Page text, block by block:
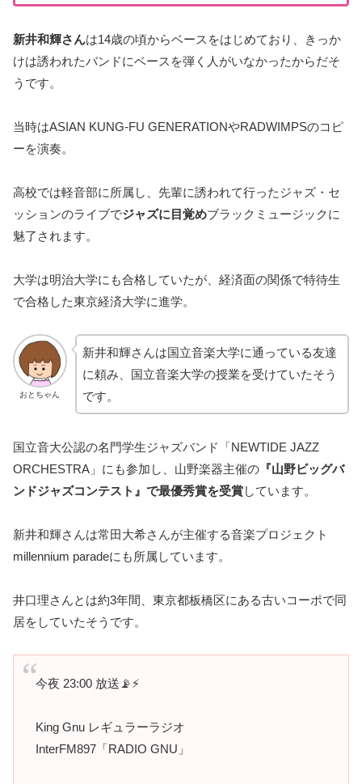
新井和輝さんは14歳の頃からベースをはじめており、きっか
けは誘われたバンドにベースを弾く人がいなかったからだそ
うです。
当時はASIAN KUNG-FU GENERATIONやRADWIMPSのコピ
ーを演奏。
高校では軽音部に所属し、先輩に誘われて行ったジャズ・セ
ッションのライブでジャズに目覚めブラックミュージックに
魅了されます。
大学は明治大学にも合格していたが、経済面の関係で特待生
で合格した東京経済大学に進学。
おとちゃん
新井和輝さんは国立音楽大学に通っている友達
に頼み、国立音楽大学の授業を受けていたそう
です。
国立音大公認の名門学生ジャズバンド「NEWTIDE JAZZ
ORCHESTRA」にも参加し、山野楽器主催の 『山野ビッグバ
ンドジャズコンテスト』で最優秀賞を受賞しています。
新井和輝さんは常田大希さんが主催する音楽プロジェクト
millennium paradeにも所属しています。
井口理さんとは約3年間、東京都板橋区にある古いコーポで同
居をしていたそうです。
今夜 23:00 放送📡⚡️
King Gnu レギュラーラジオ
InterFM897「RADIO GNU」